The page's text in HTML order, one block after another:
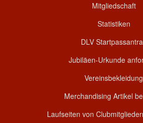
Mitgliedschaft
Statistiken
DLV
Jubiläen-Urkunde
Vereinsbekleidung
Merchandising Artikel
Laufseiten von